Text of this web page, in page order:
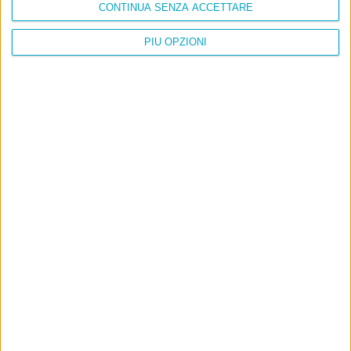
PIÙ OPZIONI
CONTINUA SENZA ACCETTARE